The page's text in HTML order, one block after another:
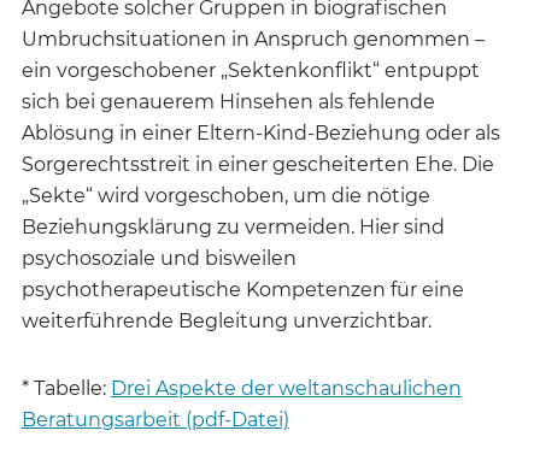
Angebote solcher Gruppen in biografischen
Umbruchsituationen in Anspruch genommen –
ein vorgeschobener „Sektenkonflikt“ entpuppt
sich bei genauerem Hinsehen als fehlende
Ablösung in einer Eltern-Kind-Beziehung oder als
Sorgerechtsstreit in einer gescheiterten Ehe. Die
„Sekte“ wird vorgeschoben, um die nötige
Beziehungsklärung zu vermeiden. Hier sind
psychosoziale und bisweilen
psychotherapeutische Kompetenzen für eine
weiterführende Begleitung unverzichtbar.
* Tabelle: Drei Aspekte der weltanschaulichen
Beratungsarbeit (pdf-Datei)